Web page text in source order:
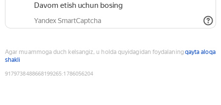
Davom etish uchun bosing
Yandex SmartCaptcha
Agar muammoga duch kelsangiz, u holda quyidagidan foydalaning qayta aloqa
shakli
9179738488668199265:1786056204